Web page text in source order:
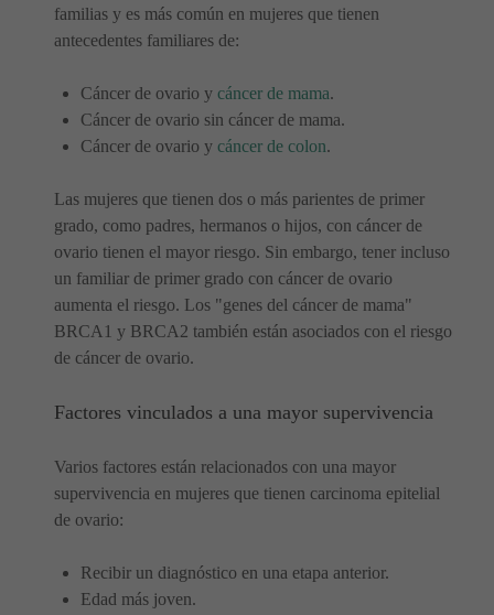
familias y es más común en mujeres que tienen
antecedentes familiares de:
Cáncer de ovario y cáncer de mama.
Cáncer de ovario sin cáncer de mama.
Cáncer de ovario y cáncer de colon.
Las mujeres que tienen dos o más parientes de primer
grado, como padres, hermanos o hijos, con cáncer de
ovario tienen el mayor riesgo. Sin embargo, tener incluso
un familiar de primer grado con cáncer de ovario
aumenta el riesgo. Los "genes del cáncer de mama"
BRCA1 y BRCA2 también están asociados con el riesgo
de cáncer de ovario.
Factores vinculados a una mayor supervivencia
Varios factores están relacionados con una mayor
supervivencia en mujeres que tienen carcinoma epitelial
de ovario:
Recibir un diagnóstico en una etapa anterior.
Edad más joven.